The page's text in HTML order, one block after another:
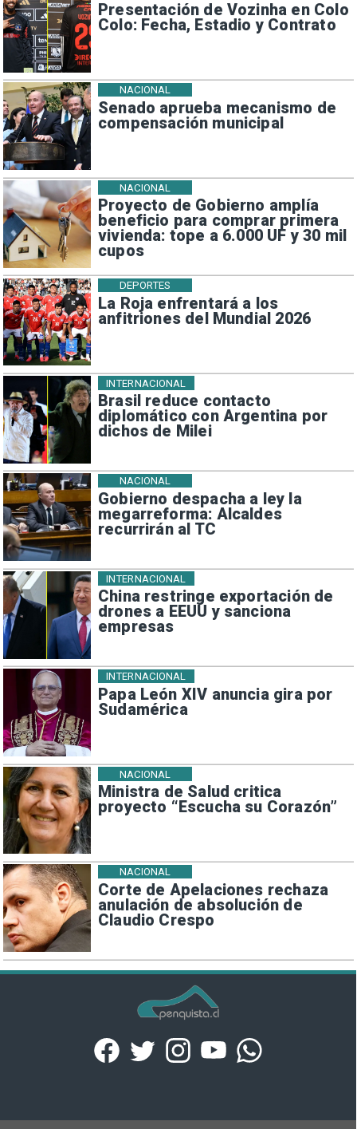
Presentación de Vozinha en Colo
Colo: Fecha, Estadio y Contrato
Senado aprueba mecanismo de
compensación municipal
NACIONAL
Proyecto de Gobierno amplía
beneficio para comprar primera
vivienda: tope a 6.000 UF y 30 mil
cupos
NACIONAL
La Roja enfrentará a los
anfitriones del Mundial 2026
DEPORTES
Brasil reduce contacto
diplomático con Argentina por
dichos de Milei
INTERNACIONAL
Gobierno despacha a ley la
megarreforma: Alcaldes
recurrirán al TC
NACIONAL
China restringe exportación de
drones a EEUU y sanciona
empresas
INTERNACIONAL
Papa León XIV anuncia gira por
Sudamérica
INTERNACIONAL
Ministra de Salud critica
proyecto “Escucha su Corazón”
NACIONAL
Corte de Apelaciones rechaza
anulación de absolución de
Claudio Crespo
NACIONAL